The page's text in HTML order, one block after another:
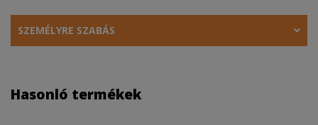
SZEMÉLYRE SZABÁS
Hasonló termékek